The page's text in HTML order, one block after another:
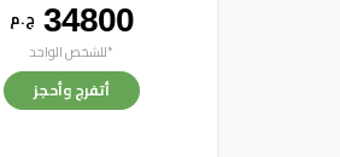
34800 ج . م
*للشخص الواحد
أتفرج وأحجز